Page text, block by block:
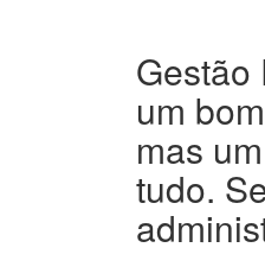
Gestão
um
mas
tudo.